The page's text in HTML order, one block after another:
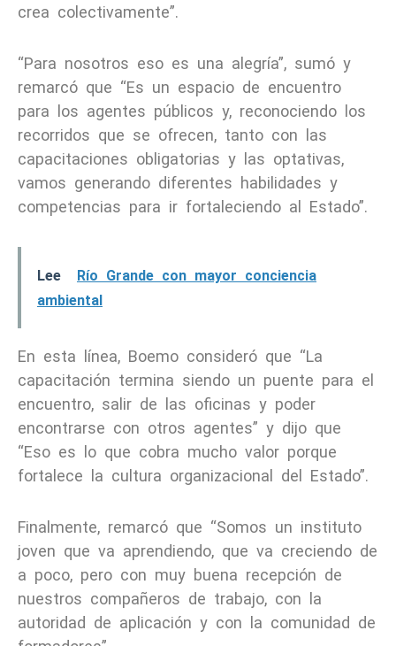
crea colectivamente”.
“Para nosotros eso es una alegría”, sumó y
remarcó que “Es un espacio de encuentro
para los agentes públicos y, reconociendo los
recorridos que se ofrecen, tanto con las
capacitaciones obligatorias y las optativas,
vamos generando diferentes habilidades y
competencias para ir fortaleciendo al Estado”.
Lee
Río Grande con mayor conciencia
ambiental
En esta línea, Boemo consideró que “La
capacitación termina siendo un puente para el
encuentro, salir de las oficinas y poder
encontrarse con otros agentes” y dijo que
“Eso es lo que cobra mucho valor porque
fortalece la cultura organizacional del Estado”.
Finalmente, remarcó que “Somos un instituto
joven que va aprendiendo, que va creciendo de
a poco, pero con muy buena recepción de
nuestros compañeros de trabajo, con la
autoridad de aplicación y con la comunidad de